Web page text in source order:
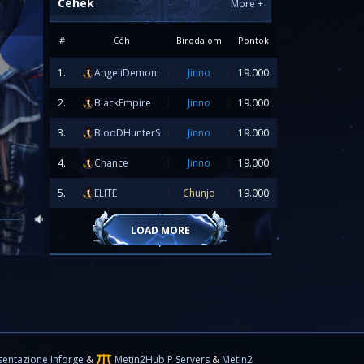
officially go online tomorrow,
20.06.2026 at
here:
server-fusion-20-06-2026/']
More+
# Céh Birodalom Pontok
1. AngeliDemoni Jinno 19.000
2. BlackEmpire Jinno 19.000
3. BlooDHunterS Jinno 19.000
4. Chance Jinno 19.000
5. ELITE Chunjo 19.000
LOAD MORE
Inforge & Metin2Hub P Servers & Metin2